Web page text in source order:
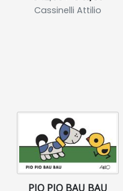
Cassinelli Attilio
PIO PIO BAU BAU